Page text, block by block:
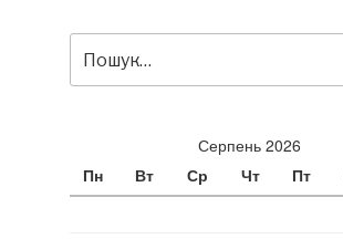
за
Серпень 2026
Пн
Вт Ср Чт Пт